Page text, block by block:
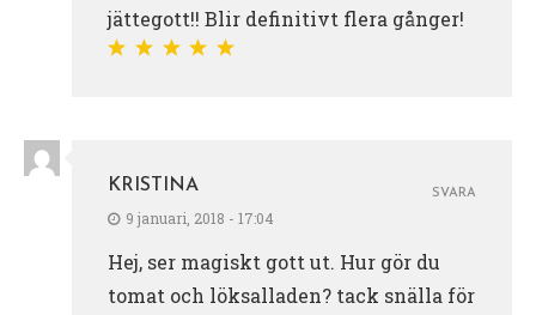
jättegott!! Blir definitivt flera gånger!
KRISTINA
9 januari, 2018 - 17:04
Hej, ser magiskt gott ut. Hur gör du
tomat och löksalladen? tack snälla för
SVARA